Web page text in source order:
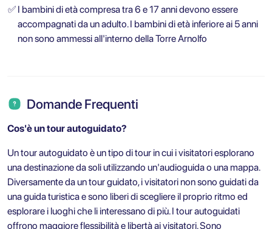
✅ I bambini di età compresa tra 6 e 17 anni devono essere
accompagnati da un adulto. I bambini di età inferiore ai 5 anni
non sono ammessi all'interno della Torre Arnolfo
Domande Frequenti
Cos'è un tour autoguidato?
Un tour autoguidato è un tipo di tour in cui i visitatori esplorano
una destinazione da soli utilizzando un'audioguida o una mappa.
Diversamente da un tour guidato, i visitatori non sono guidati da
una guida turistica e sono liberi di scegliere il proprio ritmo ed
esplorare i luoghi che li interessano di più. I tour autoguidati
offrono maggiore flessibilità e libertà ai visitatori. Sono